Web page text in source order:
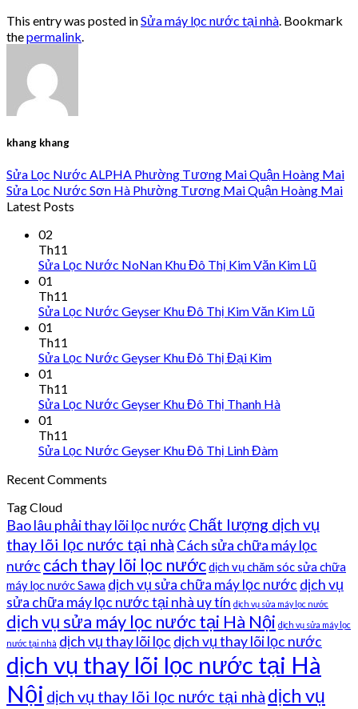
This entry was posted inSửa máy lọc nước tại nhà . Bookmark
thepermalink
khang khang
Sửa Lọc Nước ALPHA Phường Tương Mai Quận Hoàng Mai
Sửa Lọc Nước Sơn Hà Phường Tương Mai Quận Hoàng Mai
Latest Posts
02
Th11
Sửa Lọc Nước NoNan Khu Đô Thị Kim Văn Kim Lũ
01
Th11
Sửa Lọc Nước Geyser Khu Đô Thị Kim Văn Kim Lũ
01
Th11
Sửa Lọc Nước Geyser Khu Đô Thị Đại Kim
01
Th11
Sửa Lọc Nước Geyser Khu Đô Thị Thanh Hà
01
Th11
Sửa Lọc Nước Geyser Khu Đô Thị Linh Đàm
Recent Comments
Tag Cloud
Bao lâu phải thay lõi lọc nước Chất lượng dịch vụ
thay lõi lọc nước tại nhà Cách sửa chữa máy lọc
nước cách thay lõi lọc nướcdịch vụ chăm sóc sửa chữa
máy lọc nước Sawa dịch vụ sửa chữa máy lọc nước dịch vụ
sửa chữa máy lọc nước tại nhà uy tín dịch vụ sửa máy lọc nước
dịch vụ sửa máy lọc nước tại Hà Nội dịch vụ sửa máy lọc
nước tại nhà dịch vụ thay lõi lọc dịch vụ thay lõi lọc nước
dịch vụ thay lõi lọc nước tại Hà
Nội dịch vụ thay lõi lọc nước tại nhà dịch vụ